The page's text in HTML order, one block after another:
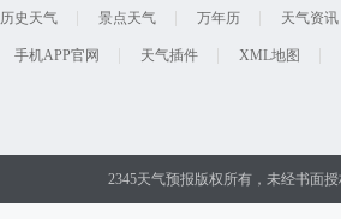
历史天气 景点天气 万年历 天气资讯
手机APP官网 天气插件 XML地图
2345天气预报版权所有，未经书面